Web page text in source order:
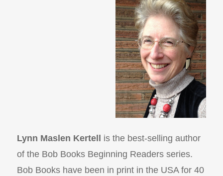
Lynn Maslen Kertell
is the best-selling author
of the Bob Books Beginning Readers series.
Bob Books have been in print in the USA for 40